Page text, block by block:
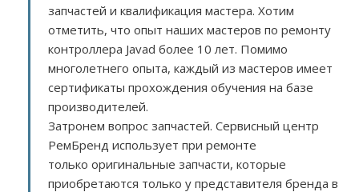
запчастей и квалификация мастера. Хотим
отметить, что опыт наших мастеров по ремонту
контроллера Javad более 10 лет. Помимо
многолетнего опыта, каждый из мастеров имеет
сертификаты прохождения обучения на базе
производителей.
Затронем вопрос запчастей. Сервисный центр
РемБренд использует при ремонте
только оригинальные запчасти, которые
приобретаются только у представителя бренда в